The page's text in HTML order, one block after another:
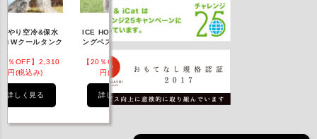
やり空冷&保水
Wクールタンク
％OFF】2,310
円(税込み)
詳しく見る
ICE HOLD フィッシ
ングベスト 保冷剤付
【20％OFF】3,168
円(税込み)
詳しく見る
IDOG ICE HOLD ネ
ッククーラー 保冷剤
円(税込み)
詳しく見る